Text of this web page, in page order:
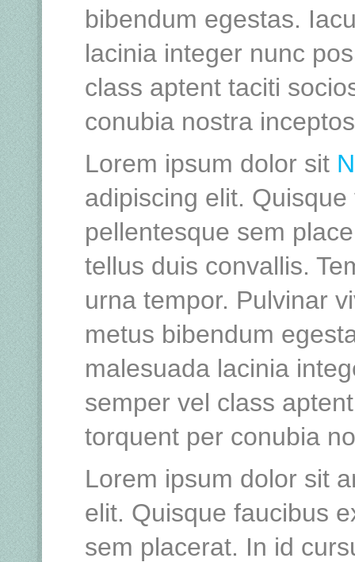
bibendum egestas.
lacinia integer nunc
class aptent taciti
conubia nostra
Lorem ipsum dolor sit
adipiscing elit.
pellentesque sem
tellus duis convallis.
urna tempor. Pulvinar
metus bibendum
malesuada lacinia
semper vel class
torquent per conubia
Lorem ipsum dolor sit
elit. Quisque faucibus
sem placerat. In id